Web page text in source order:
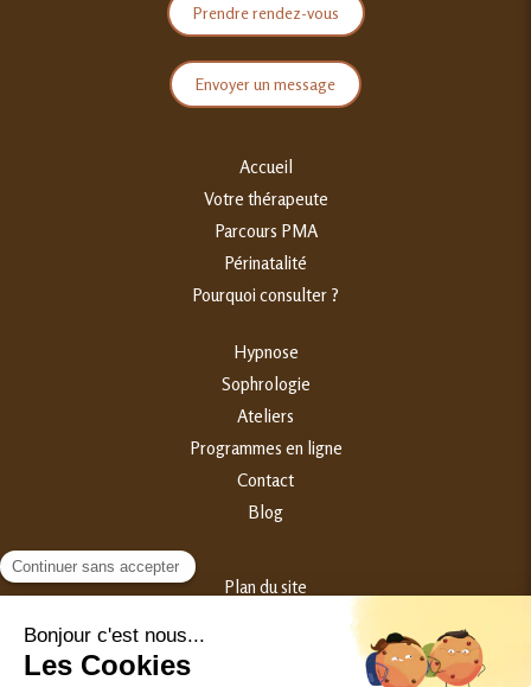
Prendre rendez-vous
Envoyer un message
Accueil
Votre thérapeute
Parcours PMA
Périnatalité
Pourquoi consulter ?
Hypnose
Sophrologie
Ateliers
Programmes en ligne
Contact
Blog
Plan du site
©2023 Samantha Broggini - Hypnothérapeute Périnatalité